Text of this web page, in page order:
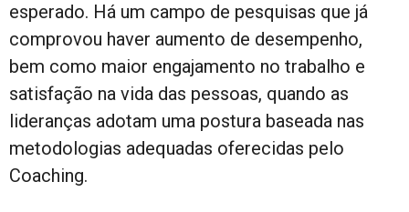
esperado. Há um campo de pesquisas que já
comprovou haver aumento de desempenho,
bem como maior engajamento no trabalho e
satisfação na vida das pessoas, quando as
lideranças adotam uma postura baseada nas
metodologias adequadas oferecidas pelo
Coaching.